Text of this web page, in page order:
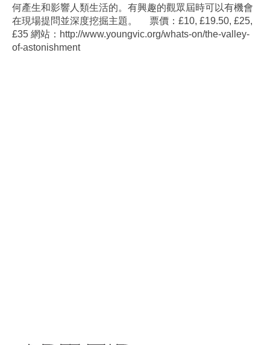
何產生和影響人類生活的。有興趣的觀眾屆時可以有機會
在現場提問並深度挖掘主題。 票價：£10, £19.50, £25,
£35 網站：http://www.youngvic.org/whats-on/the-valley-
of-astonishment